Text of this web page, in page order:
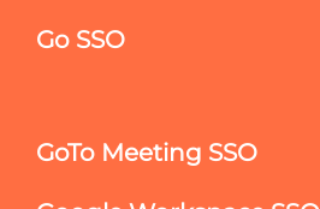
Go SSO
GoTo Meeting SSO